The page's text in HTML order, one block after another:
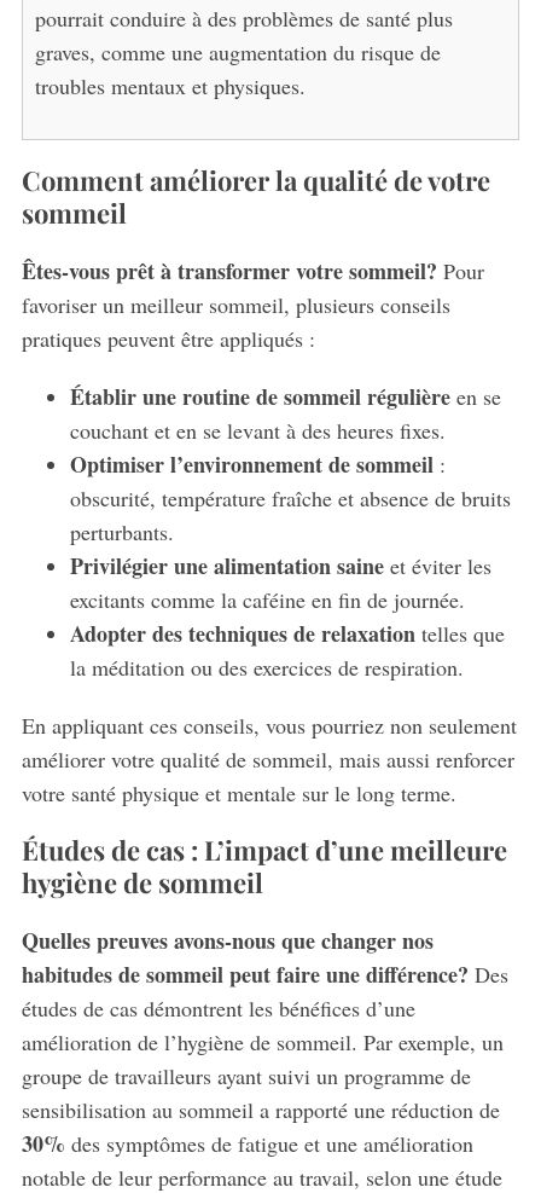
pourrait conduire à des problèmes de santé plus
graves, comme une augmentation du risque de
troubles mentaux et physiques.
Comment améliorer la qualité de votre
sommeil
Êtes-vous prêt à transformer votre sommeil? Pour
favoriser un meilleur sommeil, plusieurs conseils
pratiques peuvent être appliqués :
Établir une routine de sommeil régulièreen se
couchant et en se levant à des heures fixes.
Optimiser l’environnement de sommeil :
obscurité, température fraîche et absence de bruits
perturbants.
Privilégier une alimentation saineet éviter les
excitants comme la caféine en fin de journée.
Adopter des techniques de relaxation telles que
la méditation ou des exercices de respiration.
En appliquant ces conseils, vous pourriez non seulement
améliorer votre qualité de sommeil, mais aussi renforcer
votre santé physique et mentale sur le long terme.
Études de cas : L’impact d’une meilleure
hygiène de sommeil
Quelles preuves avons-nous que changer nos
habitudes de sommeil peut faire une différence? Des
études de cas démontrent les bénéfices d’une
amélioration de l’hygiène de sommeil. Par exemple, un
groupe de travailleurs ayant suivi un programme de
sensibilisation au sommeil a rapporté une réduction de
30% des symptômes de fatigue et une amélioration
notable de leur performance au travail, selon une étude
S
e
r
c
f
o
r
: